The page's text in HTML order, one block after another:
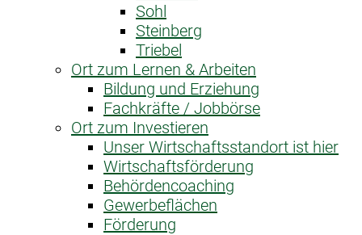
Sohl
Steinberg
Triebel
Ort zum Lernen & Arbeiten
Bildung und Erziehung
Fachkräfte / Jobbörse
Ort zum Investieren
Unser Wirtschaftsstandort ist hier
Wirtschaftsförderung
Behördencoaching
Gewerbeflächen
Förderung